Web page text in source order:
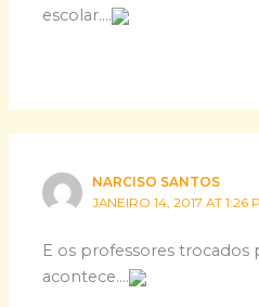
escolar….
NARCISO SANTOS
JANEIRO 14, 2017 AT 1:26
E os professores
acontece….